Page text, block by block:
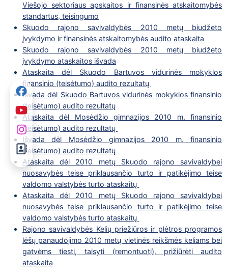
Viešojo sektoriaus apskaitos ir finansinės atskaitomybės
standartus, teisingumo
Skuodo rajono savivaldybės 2010 metų biudžeto
įvykdymo ir finansinės atskaitomybės audito ataskaita
Skuodo rajono savivaldybės 2010 metų biudžeto
įvykdymo ataskaitos išvada
Ataskaita dėl Skuodo Bartuvos vidurinės mokyklos
finansinio (teisėtumo) audito rezultatų
Išvada dėl Skuodo Bartuvos vidurinės mokyklos finansinio
(teisėtumo) audito rezultatų
Ataskaita dėl Mosėdžio gimnazijos 2010 m. finansinio
(teisėtumo) audito rezultatų
Išvada dėl Mosėdžio gimnazijos 2010 m. finansinio
(teisėtumo) audito rezultatų
Ataskaita dėl 2010 metų Skuodo rajono savivaldybei
nuosavybės teise priklausančio turto ir patikėjimo teise
valdomo valstybės turto ataskaitų
Ataskaita dėl 2010 metų Skuodo rajono savivaldybei
nuosavybės teise priklausančio turto ir patikėjimo teise
valdomo valstybės turto ataskaitų
Rajono savivaldybės Kelių priežiūros ir plėtros programos
lėšų panaudojimo 2010 metų vietinės reikšmės keliams bei
gatvėms tiesti, taisyti (remontuoti), prižiūrėti audito
ataskaita